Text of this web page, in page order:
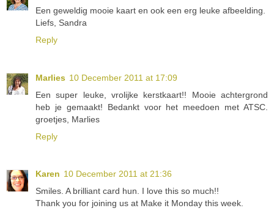
Een geweldig mooie kaart en ook een erg leuke afbeelding.
Liefs, Sandra
Reply
Marlies 10 December 2011 at 17:09
Een super leuke, vrolijke kerstkaart!! Mooie achtergrond
heb je gemaakt! Bedankt voor het meedoen met ATSC.
groetjes, Marlies
Reply
Karen 10 December 2011 at 21:36
Smiles. A brilliant card hun. I love this so much!!
Thank you for joining us at Make it Monday this week.